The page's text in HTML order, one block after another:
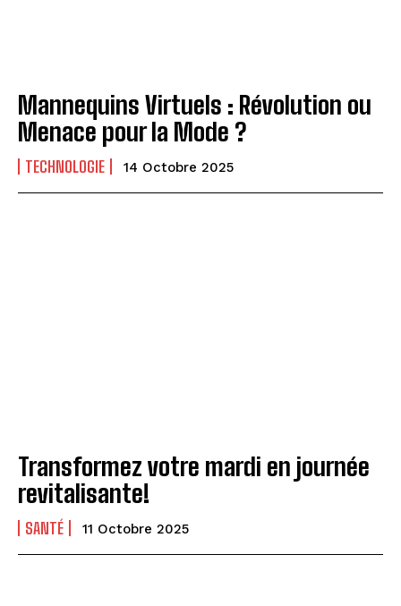
Mannequins Virtuels : Révolution ou
Menace pour la Mode ?
TECHNOLOGIE 14 Octobre 2025
Transformez votre mardi en journée
revitalisante!
SANTÉ 11 Octobre 2025